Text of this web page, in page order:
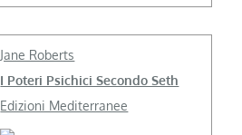
Jane Roberts
I Poteri Psichici Secondo Seth
Edizioni Mediterranee